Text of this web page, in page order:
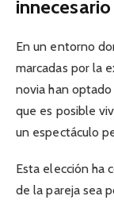
innecesario
En un entorno
marcadas por la
novia han
que es posible
un espectáculo
Esta elección ha
de la pareja sea